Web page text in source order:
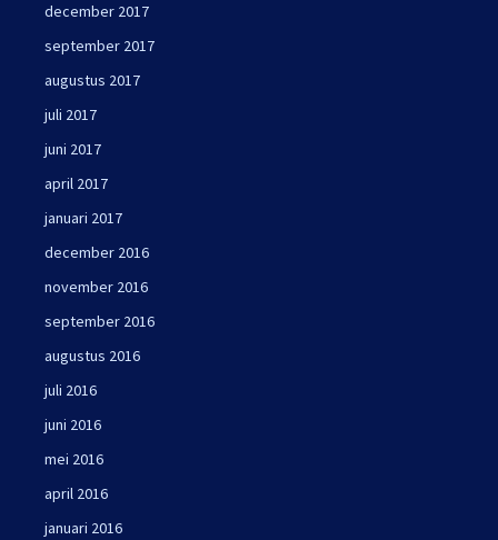
december 2017
september 2017
augustus 2017
juli 2017
juni 2017
april 2017
januari 2017
december 2016
november 2016
september 2016
augustus 2016
juli 2016
juni 2016
mei 2016
april 2016
januari 2016